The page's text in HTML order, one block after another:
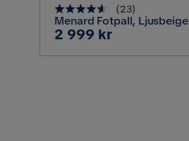
(23)
Menard Fotpall, Ljusbeige
Pris
2 999 kr